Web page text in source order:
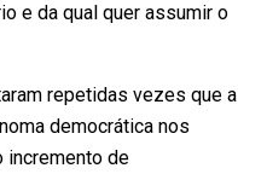
e da qual quer assumir o
repetidas vezes que a
democrática nos
incremento de